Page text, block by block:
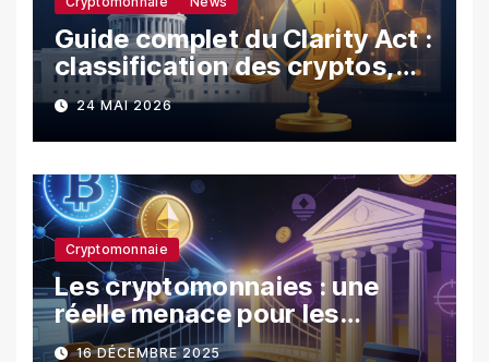
Guide complet du Clarity Act :
classification des cryptos,
SEC vs CFTC, et impacts sur
les investisseurs
24 MAI 2026
Cryptomonnaie
Les cryptomonnaies : une
réelle menace pour les
banques ?
16 DÉCEMBRE 2025